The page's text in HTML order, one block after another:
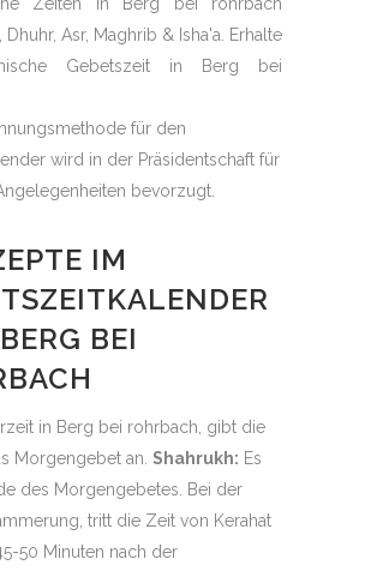
Dhuhr, Asr, Maghrib & Isha'a. Erhalte
Gebetszeit in Berg bei
für den
wird in der Präsidentschaft für
bevorzugt.
IM
BEI
in Berg bei rohrbach, gibt die
Morgengebet an. Shahrukh: Es
des Morgengebetes. Bei der
tritt die Zeit von Kerahat
50 Minuten nach der